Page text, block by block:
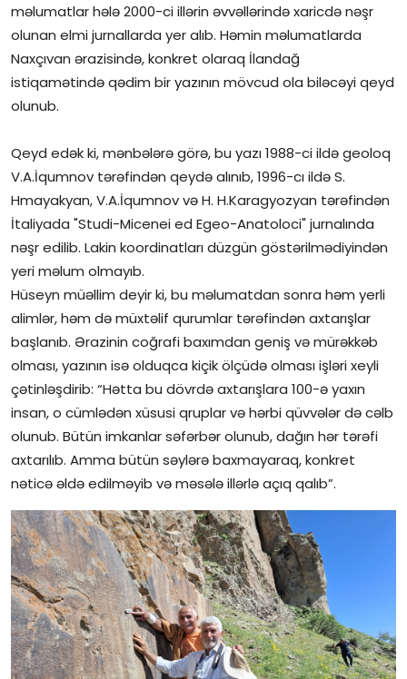
məlumatlar hələ 2000-ci illərin əvvəllərində xaricdə nəşr
olunan elmi jurnallarda yer alıb. Həmin məlumatlarda
Naxçıvan ərazisində, konkret olaraq İlandağ
istiqamətində qədim bir yazının mövcud ola biləcəyi qeyd
olunub.
Qeyd edək ki, mənbələrə görə, bu yazı 1988-ci ildə geoloq
V.A.İqumnov tərəfindən qeydə alınıb, 1996-cı ildə S.
Hmayakyan, V.A.İqumnov və H. H.Karagyozyan tərəfindən
İtaliyada "Studi-Micenei ed Egeo-Anatoloci" jurnalında
nəşr edilib. Lakin koordinatları düzgün göstərilmədiyindən
yeri məlum olmayıb.
Hüseyn müəllim deyir ki, bu məlumatdan sonra həm yerli
alimlər, həm də müxtəlif qurumlar tərəfindən axtarışlar
başlanıb. Ərazinin coğrafi baxımdan geniş və mürəkkəb
olması, yazının isə olduqca kiçik ölçüdə olması işləri xeyli
çətinləşdirib: “Hətta bu dövrdə axtarışlara 100-ə yaxın
insan, o cümlədən xüsusi qruplar və hərbi qüvvələr də cəlb
olunub. Bütün imkanlar səfərbər olunub, dağın hər tərəfi
axtarılıb. Amma bütün səylərə baxmayaraq, konkret
nəticə əldə edilməyib və məsələ illərlə açıq qalıb”.